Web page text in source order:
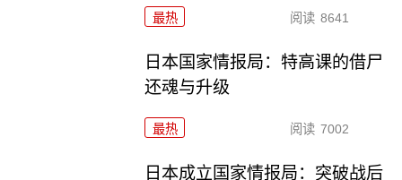
最热 阅读 8641
日本国家情报局：特高课的借尸
还魂与升级
最热 阅读 7002
日本成立国家情报局：突破战后